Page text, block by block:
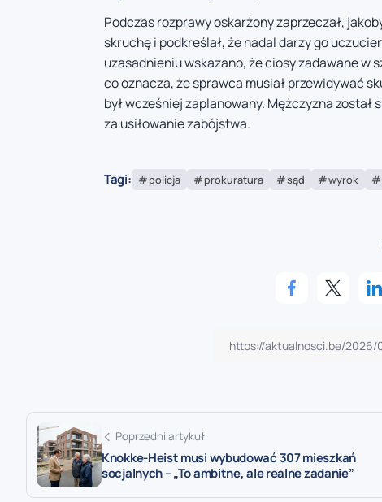
Podczas rozprawy oskarżony zaprzeczał,
skruchę i podkreślał, że nadal darzy go
uzasadnieniu wskazano, że ciosy zadawane w
co oznacza, że sprawca musiał przewidywać
był wcześniej zaplanowany. Mężczyzna
za usiłowanie zabójstwa.
Tagi: policja prokuratura sąd wyrok
Poprzedni artykuł
Knokke-Heist musi wybudować 307 mieszkań
socjalnych – „To ambitne, ale realne zadanie”